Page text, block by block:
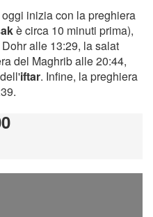
oggi inizia con la preghiera
è circa 10 minuti prima),
alle 13:29, la salat
del Maghrib alle 20:44,
iftar. Infine, la preghiera